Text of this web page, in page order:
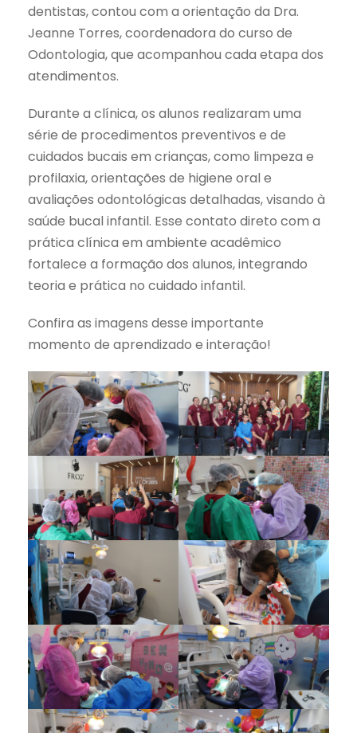
dentistas, contou com a orientação da Dra.
Jeanne Torres, coordenadora do curso de
Odontologia, que acompanhou cada etapa dos
atendimentos.
Durante a clínica, os alunos realizaram uma
série de procedimentos preventivos e de
cuidados bucais em crianças, como limpeza e
profilaxia, orientações de higiene oral e
avaliações odontológicas detalhadas, visando à
saúde bucal infantil. Esse contato direto com a
prática clínica em ambiente acadêmico
fortalece a formação dos alunos, integrando
teoria e prática no cuidado infantil.
Confira as imagens desse importante
momento de aprendizado e interação!